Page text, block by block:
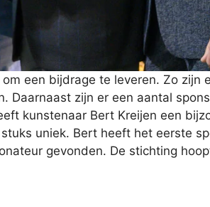
een bijdrage te leveren. Zo zijn
Daarnaast zijn er een aantal
kunstenaar Bert Kreijen een
uniek. Bert heeft het eerste
gevonden. De stichting